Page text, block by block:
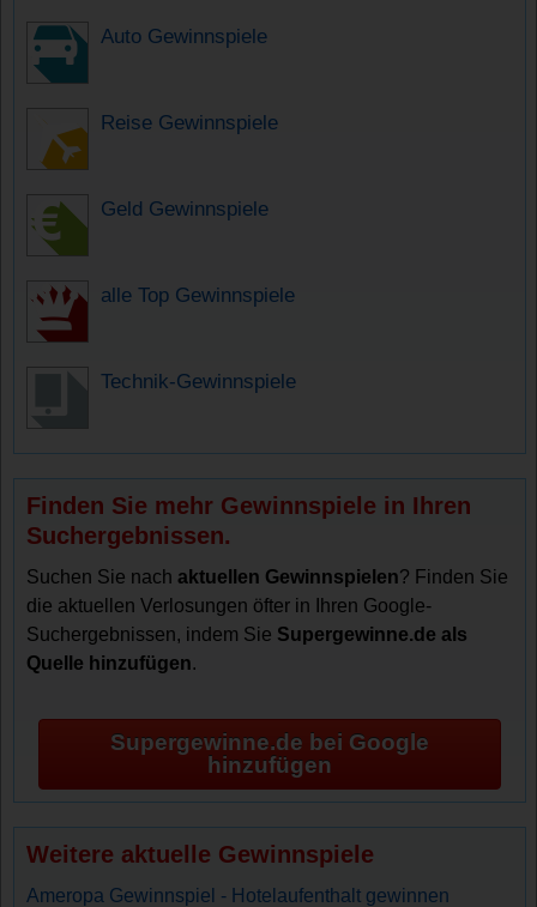
Auto Gewinnspiele
Reise Gewinnspiele
Geld Gewinnspiele
alle Top Gewinnspiele
Technik-Gewinnspiele
Finden Sie mehr Gewinnspiele in Ihren
Suchergebnissen.
Suchen Sie nachaktuellen Gewinnspielen? Finden Sie
die aktuellen Verlosungen öfter in Ihren Google-
Suchergebnissen, indem Sie Supergewinne.de als
Quelle hinzufügen.
Supergewinne.de bei Google
hinzufügen
Weitere aktuelle Gewinnspiele
Ameropa Gewinnspiel - Hotelaufenthalt gewinnen